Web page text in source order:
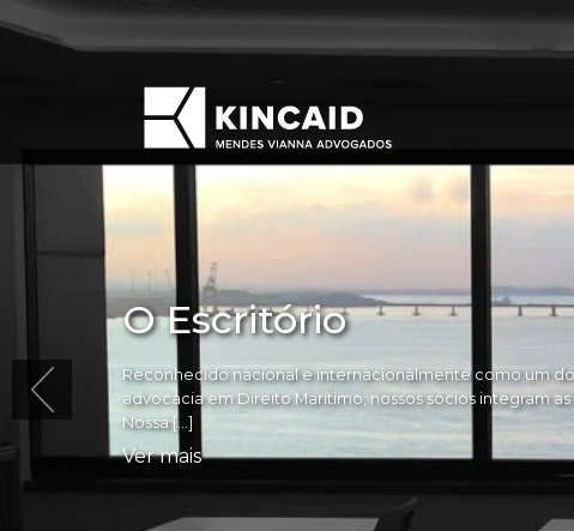
O Escritório
Reconhecido nacional e internacionalmente como um
advocacia em Direito Marítimo, nossos sócios integram
Nossa […]
Ver mais